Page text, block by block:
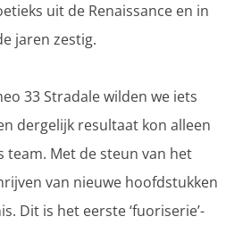
uit de Renaissance en in
jaren zestig.
33 Stradale wilden we iets
dergelijk resultaat kon alleen
team. Met de steun van het
van nieuwe hoofdstukken
Dit is het eerste ‘fuoriserie’-